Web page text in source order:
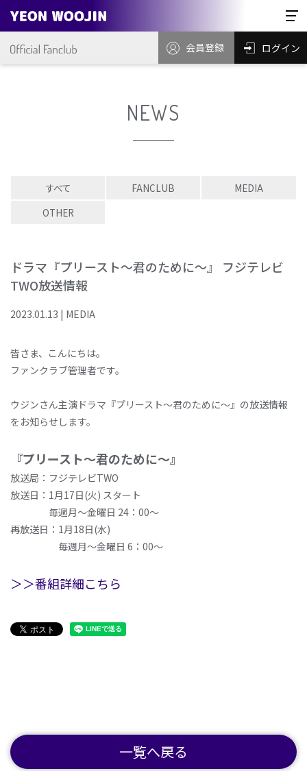
会員登録 ログイン
NEWS
すべて FANCLUB
MEDIA
OTHER
ドラマ『プリースト～君のために～』 フジテレビ
TWO放送情報
2023.01.13 | MEDIA
皆さま、こんにちは。
ファンクラブ管理者です。
ウジンさん主演ドラマ『プリースト～君のために～』の放送情報
をお知らせします。
『プリースト～君のために～』
放送局：フジテレビTWO
放送日：1月17日(火) スタート
毎週月～金曜日 24：00～
再放送日：1月18日(水)
毎週月～金曜日 6：00～
＞＞番組詳細こちら
一覧へ戻る